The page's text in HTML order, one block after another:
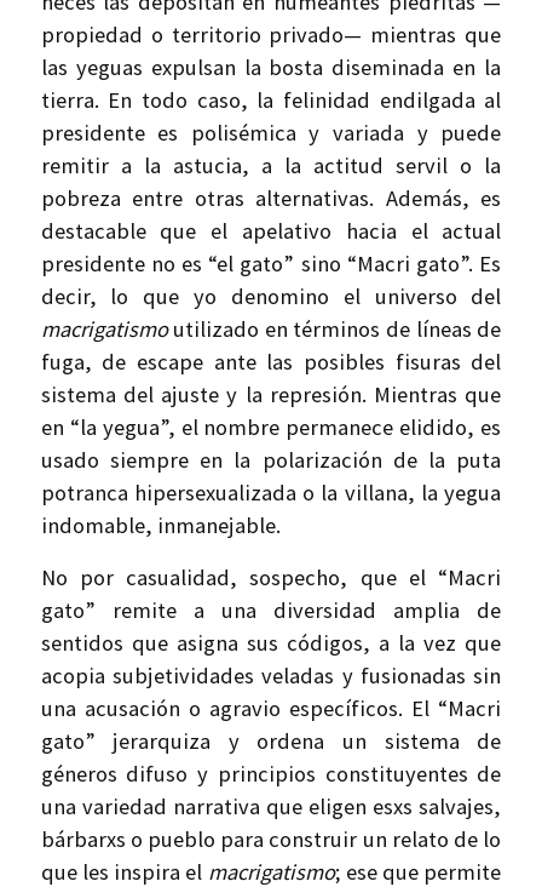
propiedad o territorio privado— mientras que
las yeguas expulsan la bosta diseminada en la
tierra. En todo caso, la felinidad endilgada al
presidente es polisémica y variada y puede
remitir a la astucia, a la actitud servil o la
pobreza entre otras alternativas. Además, es
destacable que el apelativo hacia el actual
presidente no es “el gato” sino “Macri gato”. Es
decir, lo que yo denomino el universo del
macrigatismoutilizado en términos de líneas de
fuga, de escape ante las posibles fisuras del
sistema del ajuste y la represión. Mientras que
en “la yegua”, el nombre permanece elidido, es
usado siempre en la polarización de la puta
potranca hipersexualizada o la villana, la yegua
indomable, inmanejable.
No por casualidad, sospecho, que el “Macri
gato” remite a una diversidad amplia de
sentidos que asigna sus códigos, a la vez que
acopia subjetividades veladas y fusionadas sin
una acusación o agravio específicos. El “Macri
gato” jerarquiza y ordena un sistema de
géneros difuso y principios constituyentes de
una variedad narrativa que eligen esxs salvajes,
bárbarxs o pueblo para construir un relato de lo
que les inspira el macrigatismo; ese que permite